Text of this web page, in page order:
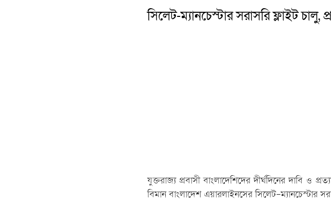
সিলেট-ম্যানচেস্টার সরাসরি ফ্লাইট চালু,
যুক্তরাজ্য প্রবাসী বাংলাদেশিদের দীর্ঘদিনের দাবি ও
বিমান বাংলাদেশ এয়ারলাইনসের সিলেট-ম্যানচেস্টার